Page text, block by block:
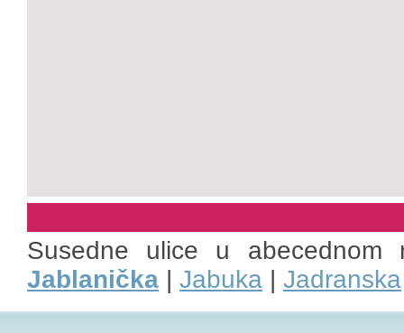
Susedne ulice u abecednom
Jablanička | Jabuka | Jadranska